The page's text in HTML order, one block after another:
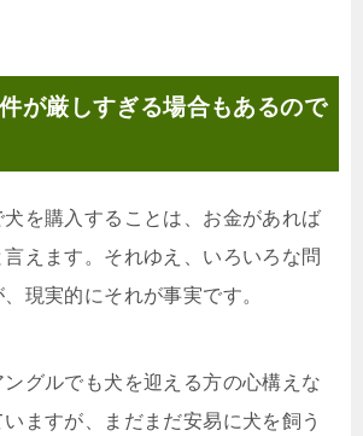
が厳しすぎる場合もあるので
を購入することは、お金があれば
えます。それゆえ、いろいろな問
現実的にそれが事実です。
グルでも犬を迎える方の心構えな
ますが、まだまだ安易に犬を飼う